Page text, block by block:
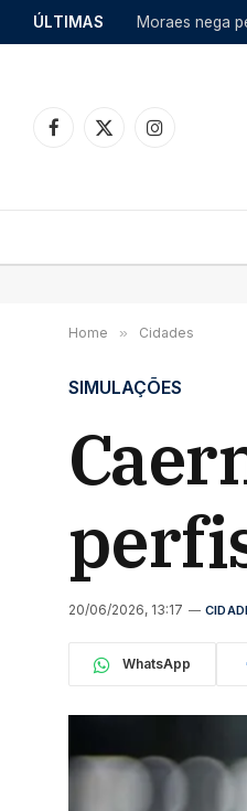
ÚLTIMAS Moraes nega
Facebook
X
Instagram
Home » Cidades
SIMULAÇÕES
20/06/2026, 13:17
WhatsApp